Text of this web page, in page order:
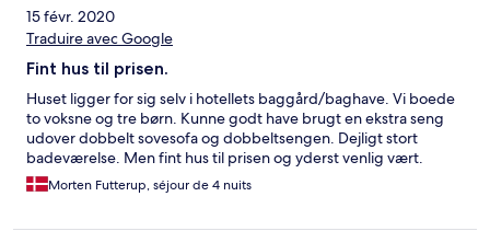
15 févr. 2020
Traduire avec Google
Fint hus til prisen.
Huset ligger for sig selv i hotellets baggård/baghave. Vi boede
to voksne og tre børn. Kunne godt have brugt en ekstra seng
udover dobbelt sovesofa og dobbeltsengen. Dejligt stort
badeværelse. Men fint hus til prisen og yderst venlig vært.
Morten Futterup, séjour de 4 nuits